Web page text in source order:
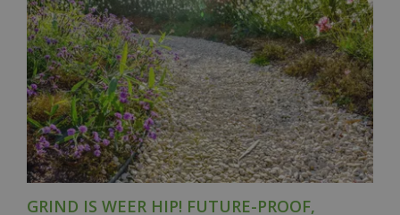
GRIND IS WEER HIP! FUTURE-PROOF,